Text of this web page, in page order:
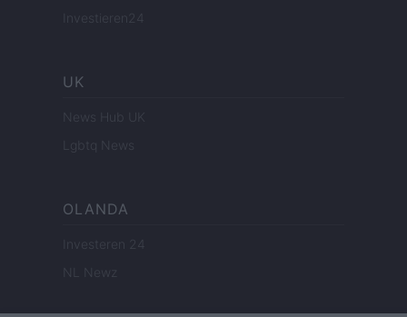
Investieren24
UK
News Hub UK
Lgbtq News
OLANDA
Investeren 24
NL Newz